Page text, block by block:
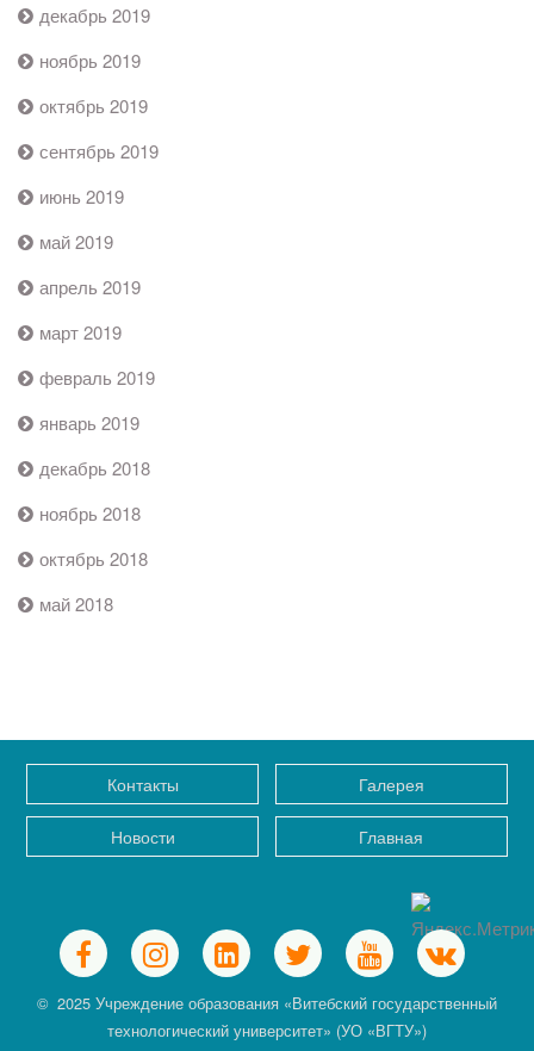
декабрь 2019
ноябрь 2019
октябрь 2019
сентябрь 2019
июнь 2019
май 2019
апрель 2019
март 2019
февраль 2019
январь 2019
декабрь 2018
ноябрь 2018
октябрь 2018
май 2018
Контакты Галерея
Новости Главная
© 2025 Учреждение образования «Витебский государственный
технологический университет» (УО «ВГТУ»)